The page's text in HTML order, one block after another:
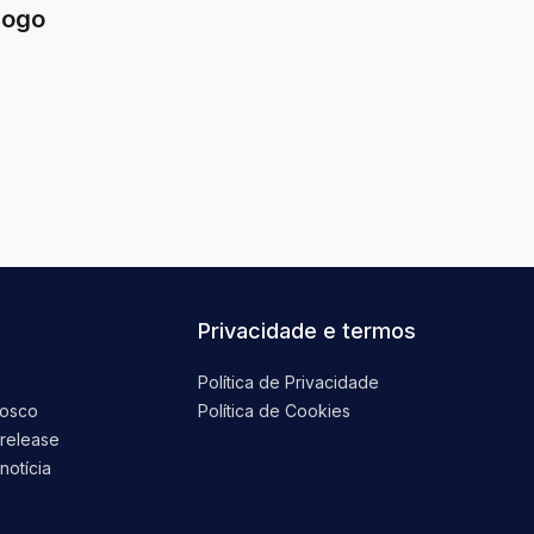
Privacidade e termos
Política de Privacidade
Política de Cookies